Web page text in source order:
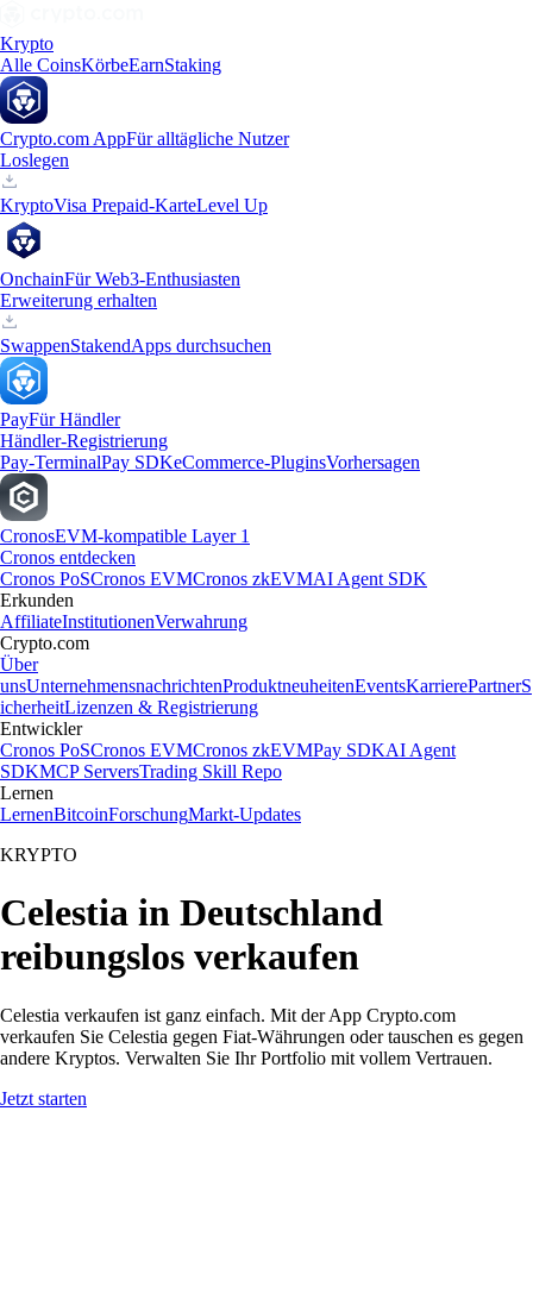
Krypto
Alle CoinsKörbeEarnStaking
Crypto.com AppFür alltägliche Nutzer
Loslegen
KryptoVisa Prepaid-KarteLevel Up
OnchainFür Web3-Enthusiasten
Erweiterung erhalten
SwappenStakendApps durchsuchen
PayFür Händler
Händler-Registrierung
Pay-TerminalPay SDKeCommerce-PluginsVorhersagen
CronosEVM-kompatible Layer 1
Cronos entdecken
Cronos PoSCronos EVMCronos zkEVMAI Agent SDK
Erkunden
AffiliateInstitutionenVerwahrung
Crypto.com
Über
unsUnternehmensnachrichtenProduktneuheitenEventsKarrierePartnerS
icherheitLizenzen & Registrierung
Entwickler
Cronos PoSCronos EVMCronos zkEVMPay SDKAI Agent
SDKMCP ServersTrading Skill Repo
Lernen
LernenBitcoinForschungMarkt-Updates
KRYPTO
Celestia in Deutschland
reibungslos verkaufen
Celestia verkaufen ist ganz einfach. Mit der App Crypto.com
verkaufen Sie Celestia gegen Fiat-Währungen oder tauschen es gegen
andere Kryptos. Verwalten Sie Ihr Portfolio mit vollem Vertrauen.
Jetzt starten